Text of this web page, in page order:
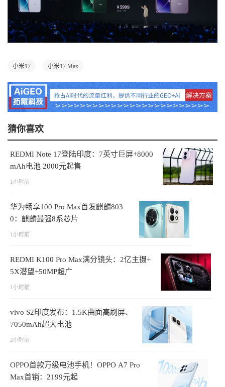
小米17 小米17 Max
猜你喜欢
REDMI Note 17登陆印度：7英寸巨屏+8000
mAh电池 2000元起售
1小时前
华为畅享100 Pro Max首发麒麟803
0：麒麟最强8系芯片
1小时前
REDMI K100 Pro Max满分镜头：2亿主摄+
5X潜望+50MP超广
1小时前
vivo S2印度发布：1.5K曲面高刷屏、
7050mAh超大电池
2小时前
OPPO首款万级电池手机！OPPO A7 Pro
Max首销：2199元起